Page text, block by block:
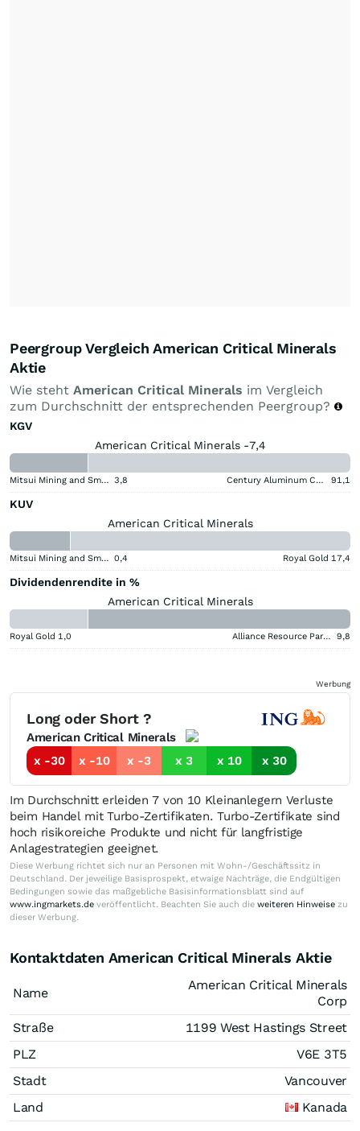
Peergroup Vergleich American Critical Minerals
Aktie
Wie steht American Critical Minerals im Vergleich
zum Durchschnitt der entsprechenden Peergroup?
KGV
American Critical Minerals -7,4
Mitsui Mining and Smelting Company 3,8 Century Aluminum Company 91,1
KUV
American Critical Minerals
Mitsui Mining and Smelting Company 0,4 Royal Gold 17,4
Dividendenrendite in %
American Critical Minerals
Royal Gold 1,0 Alliance Resource Partners 9,8
Werbung
Long oder Short ?
American Critical Minerals
x -30
x -10 x -3 x 3 x 10 x 30
Im Durchschnitt erleiden 7 von 10 Kleinanlegern Verluste
beim Handel mit Turbo-Zertifikaten. Turbo-Zertifikate sind
hoch risikoreiche Produkte und nicht für langfristige
Anlagestrategien geeignet.
Diese Werbung richtet sich nur an Personen mit Wohn-/Geschäftssitz in
Deutschland. Der jeweilige Basisprospekt, etwaige Nachträge, die Endgültigen
Bedingungen sowie das maßgebliche Basisinformationsblatt sind auf
www.ingmarkets.de veröffentlicht. Beachten Sie auch die weiteren Hinweise zu
dieser Werbung.
Kontaktdaten American Critical Minerals Aktie
Name
American Critical Minerals
Corp
Straße
1199 West Hastings Street
PLZ
V6E 3T5
Stadt
Vancouver
Land
Kanada